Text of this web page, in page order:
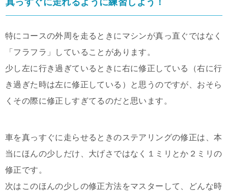
真っすぐに走れるように練習しよう！
特にコースの外周を走るときにマシンが真っ直ぐではなく
「フラフラ」していることがあります。
少し左に行き過ぎているときに右に修正している（右に行
き過ぎた時は左に修正している）と思うのですが、おそら
くその際に修正しすぎてるのだと思います。
車を真っすぐに走らせるときのステアリングの修正は、本
当にほんの少しだけ、大げさではなく１ミリとか２ミリの
修正です。
次はこのほんの少しの修正方法をマスターして、どんな時